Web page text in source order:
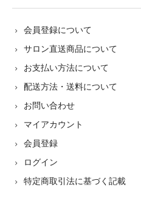
会員登録について
サロン直送商品について
お支払い方法について
配送方法・送料について
お問い合わせ
マイアカウント
会員登録
ログイン
特定商取引法に基づく記載